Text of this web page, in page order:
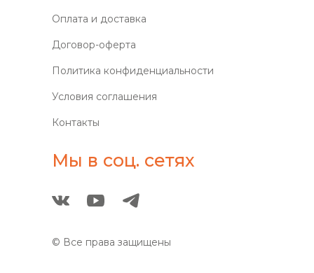
Оплата и доставка
Договор-оферта
Политика конфиденциальности
Условия соглашения
Контакты
Мы в соц. сетях
© Все права защищены